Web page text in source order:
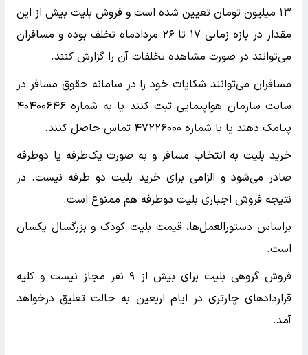
۱۳ میلیون تومان تعیین شده است و فروش بلیت بیش از این
مقدار در بازه زمانی ۱۷ تا ۲۶ مردادماه تخلف بوده و مسافران
می‌توانند در صورت مشاهده تخلفات آن را گزارش کنند.
مسافران می‌توانند شکایات خود را در سامانه حقوق مسافر در
سایت سازمان هواپیمایی ثبت کنند یا به شماره ۴۰۴۰۰۶۴۶
پیامک دهند یا با شماره ۴۷۲۲۶۰۰۰ تماس حاصل کنند.
خرید بلیت به انتخاب مسافر و به صورت یک‌طرفه یا دوطرفه
صادر می‌شود و الزامی برای خرید بلیت دو طرفه نیست. در
نتیجه فروش اجباری بلیت دوطرفه هم ممنوع است.
براساس دستورالعمل‌ها، قیمت بلیت کودک و بزرگسال یکسان
است.
فروش گروهی بلیت برای بیش از ۹ نفر مجاز نیست و کلیه
قراردادهای چارتری در ایام اربعین به حالت تعلیق درخواهد
آمد.